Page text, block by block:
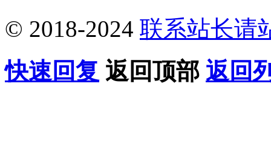
© 2018-2024 联系站长请
快速回复 返回顶部 返回